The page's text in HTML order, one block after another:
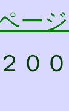
ー
２０